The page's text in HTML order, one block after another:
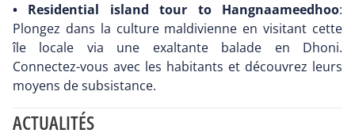
• Residential island tour to Hangnaameedhoo:
Plongez dans la culture maldivienne en visitant cette
île locale via une exaltante balade en Dhoni.
Connectez-vous avec les habitants et découvrez leurs
moyens de subsistance.
ACTUALITÉS